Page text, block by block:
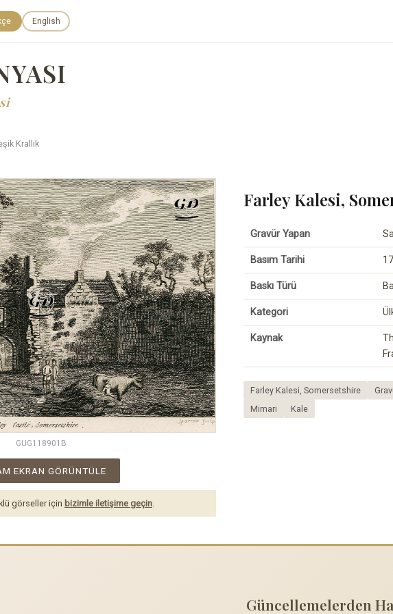
English
Krallık
GUG118901B
EKRAN GÖRÜNTÜLE
görseller için bizimle iletişime geçin
Farley Kalesi,
Gravür Yapan
Basım Tarihi
Baskı Türü
Kategori
Kaynak
Farley Kalesi, Somersetshire
Mimari
Kale
Güncellemelerden